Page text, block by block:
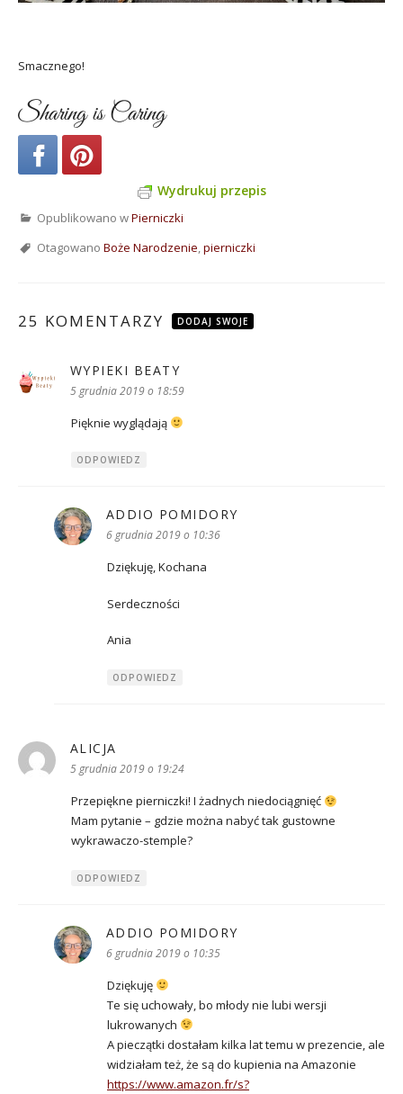
Smacznego!
Sharing is Caring
Wydrukuj przepis
Opublikowano wPierniczki
Otagowano Boże Narodzenie,pierniczki
25 KOMENTARZY DODAJ SWOJE
WYPIEKI BEATY
5 grudnia 2019 o 18:59
Pięknie wyglądają
ODPOWIEDZ
ADDIO POMIDORY
6 grudnia 2019 o 10:36
Dziękuję, Kochana
Serdeczności
Ania
ODPOWIEDZ
ALICJA
5 grudnia 2019 o 19:24
Przepiękne pierniczki! I żadnych niedociągnięć
Mam pytanie – gdzie można nabyć tak gustowne
wykrawaczo-stemple?
ODPOWIEDZ
ADDIO POMIDORY
6 grudnia 2019 o 10:35
Dziękuję
Te się uchowały, bo młody nie lubi wersji
lukrowanych
A pieczątki dostałam kilka lat temu w prezencie, ale
widziałam też, że są do kupienia na Amazonie
https://www.amazon.fr/s?